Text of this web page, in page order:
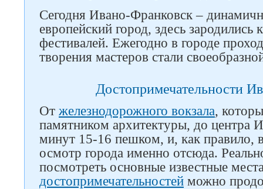
Сегодня Ивано-Франковск –
европейский город, здесь зародились
фестивалей. Ежегодно в городе
творения мастеров стали
Достопримечательности
От железнодорожного вокзала,
памятником архитектуры, до центра
минут 15-16 пешком, и, как правило,
осмотр города именно отсюда.
посмотреть основные известные
достопримечательностей можно